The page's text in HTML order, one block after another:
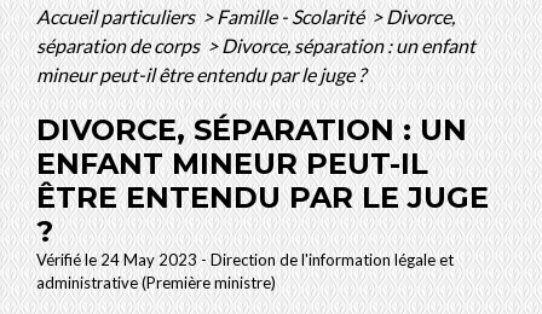
Accueil particuliers>Famille - Scolarité> Divorce,
séparation de corps > Divorce, séparation : un enfant
mineur peut-il être entendu par le juge ?
DIVORCE, SÉPARATION : UN
ENFANT MINEUR PEUT-IL
ÊTRE ENTENDU PAR LE JUGE
?
Vérifié le 24 May 2023 - Direction de l'information légale et
administrative (Première ministre)